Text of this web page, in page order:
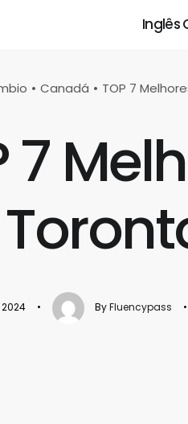
Inglês
Canadá TOP 7
7
• ByFluencypass •